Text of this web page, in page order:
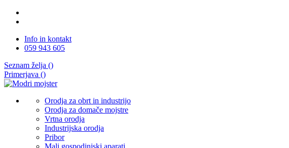
Info in kontakt
059 943 605
Seznam želja ()
Primerjava ()
Orodja za obrt in industrijo
Orodja za domače mojstre
Vrtna orodja
Industrijska orodja
Pribor
Mali gospodinjski aparati